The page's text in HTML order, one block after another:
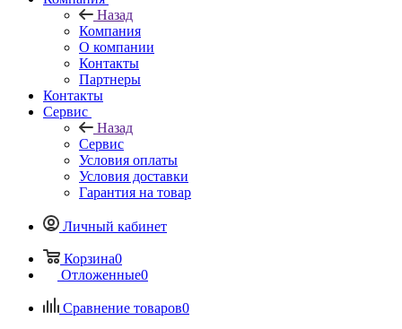
Назад
Компания
О компании
Контакты
Партнеры
Контакты
Сервис
Назад
Сервис
Условия оплаты
Условия доставки
Гарантия на товар
Личный кабинет
Корзина0
Отложенные0
Сравнение товаров0